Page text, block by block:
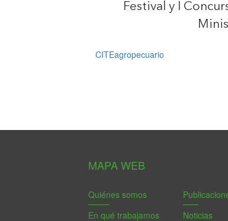
Festival y I
CITEagropecuario
MAPA WEB
Quiénes somos
En qué trabajamos
Noticias